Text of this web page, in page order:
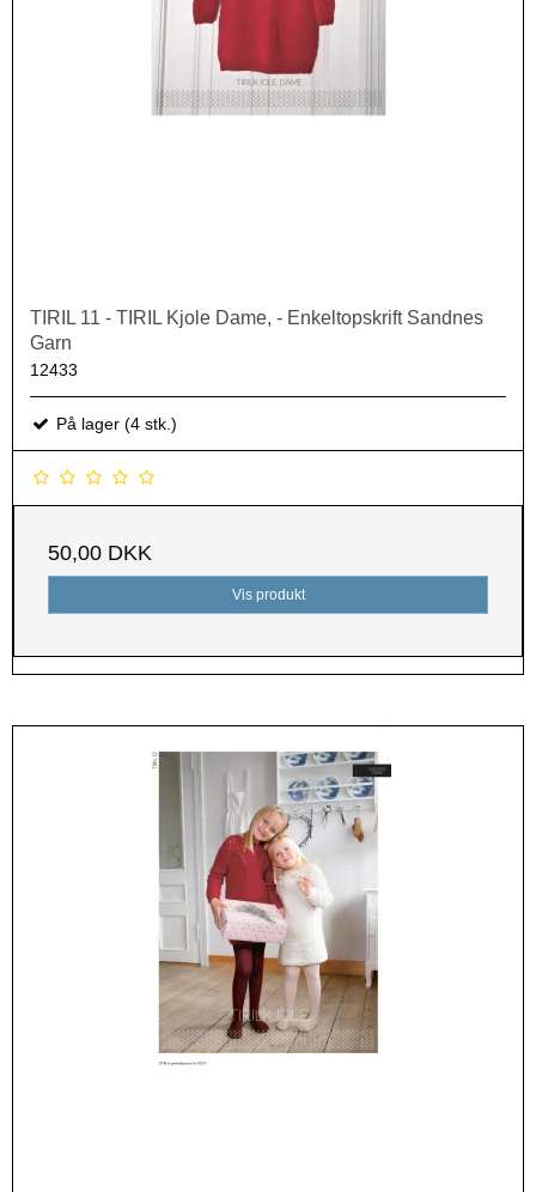
TIRIL 11 - TIRIL Kjole Dame, - Enkeltopskrift Sandnes
Garn
12433
På lager (4 stk.)
50,00 DKK
Vis produkt